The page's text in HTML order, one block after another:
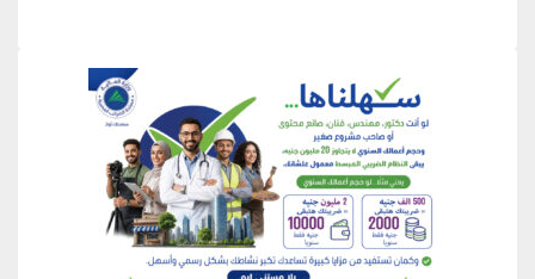
منطقة إعلانية